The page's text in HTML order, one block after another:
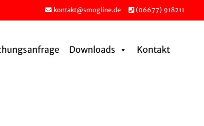
kontakt@smogline.de (06677) 918211
Downloads Kontakt